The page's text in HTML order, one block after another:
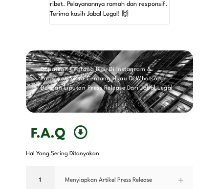
ribet. Pelayanannya ramah dan responsif.
Terima kasih Jabal Legal! 🙌
Dapatkan Centang Biru Di Instagram &
Facebook Serta Centang Hijau Di Whatsapp
Dengan Liputan Press Release Dari Jabal Legal
F.A.Q
Hal Yang Sering Ditanyakan
1 Menyiapkan Artikel Press Release